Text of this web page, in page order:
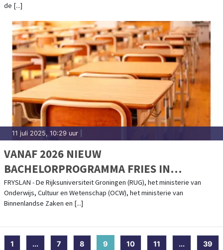
de [...]
11 juli 2025, 10:29 uur
VANAF 2026 NIEUW
BACHELORPROGRAMMA FRIES IN
GRONINGEN
FRYSLAN - De Rijksuniversiteit Groningen (RUG), het ministerie van
Onderwijs, Cultuur en Wetenschap (OCW), het ministerie van
Binnenlandse Zaken en [...]
1 ... 7 8 9 (current)
10 11 ... 39